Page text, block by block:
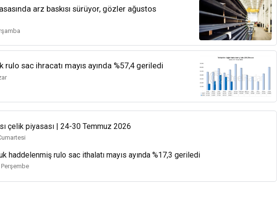
arz baskısı sürüyor, gözler ağustos
rulo sac ihracatı mayıs ayında %57,4 geriledi
çelik piyasası | 24-30 Temmuz 2026
haddelenmiş rulo sac ithalatı mayıs ayında %17,3 geriledi
Perşembe